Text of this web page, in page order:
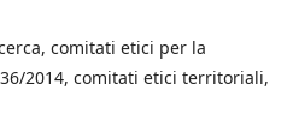
comitati etici per la
2014, comitati etici territoriali,